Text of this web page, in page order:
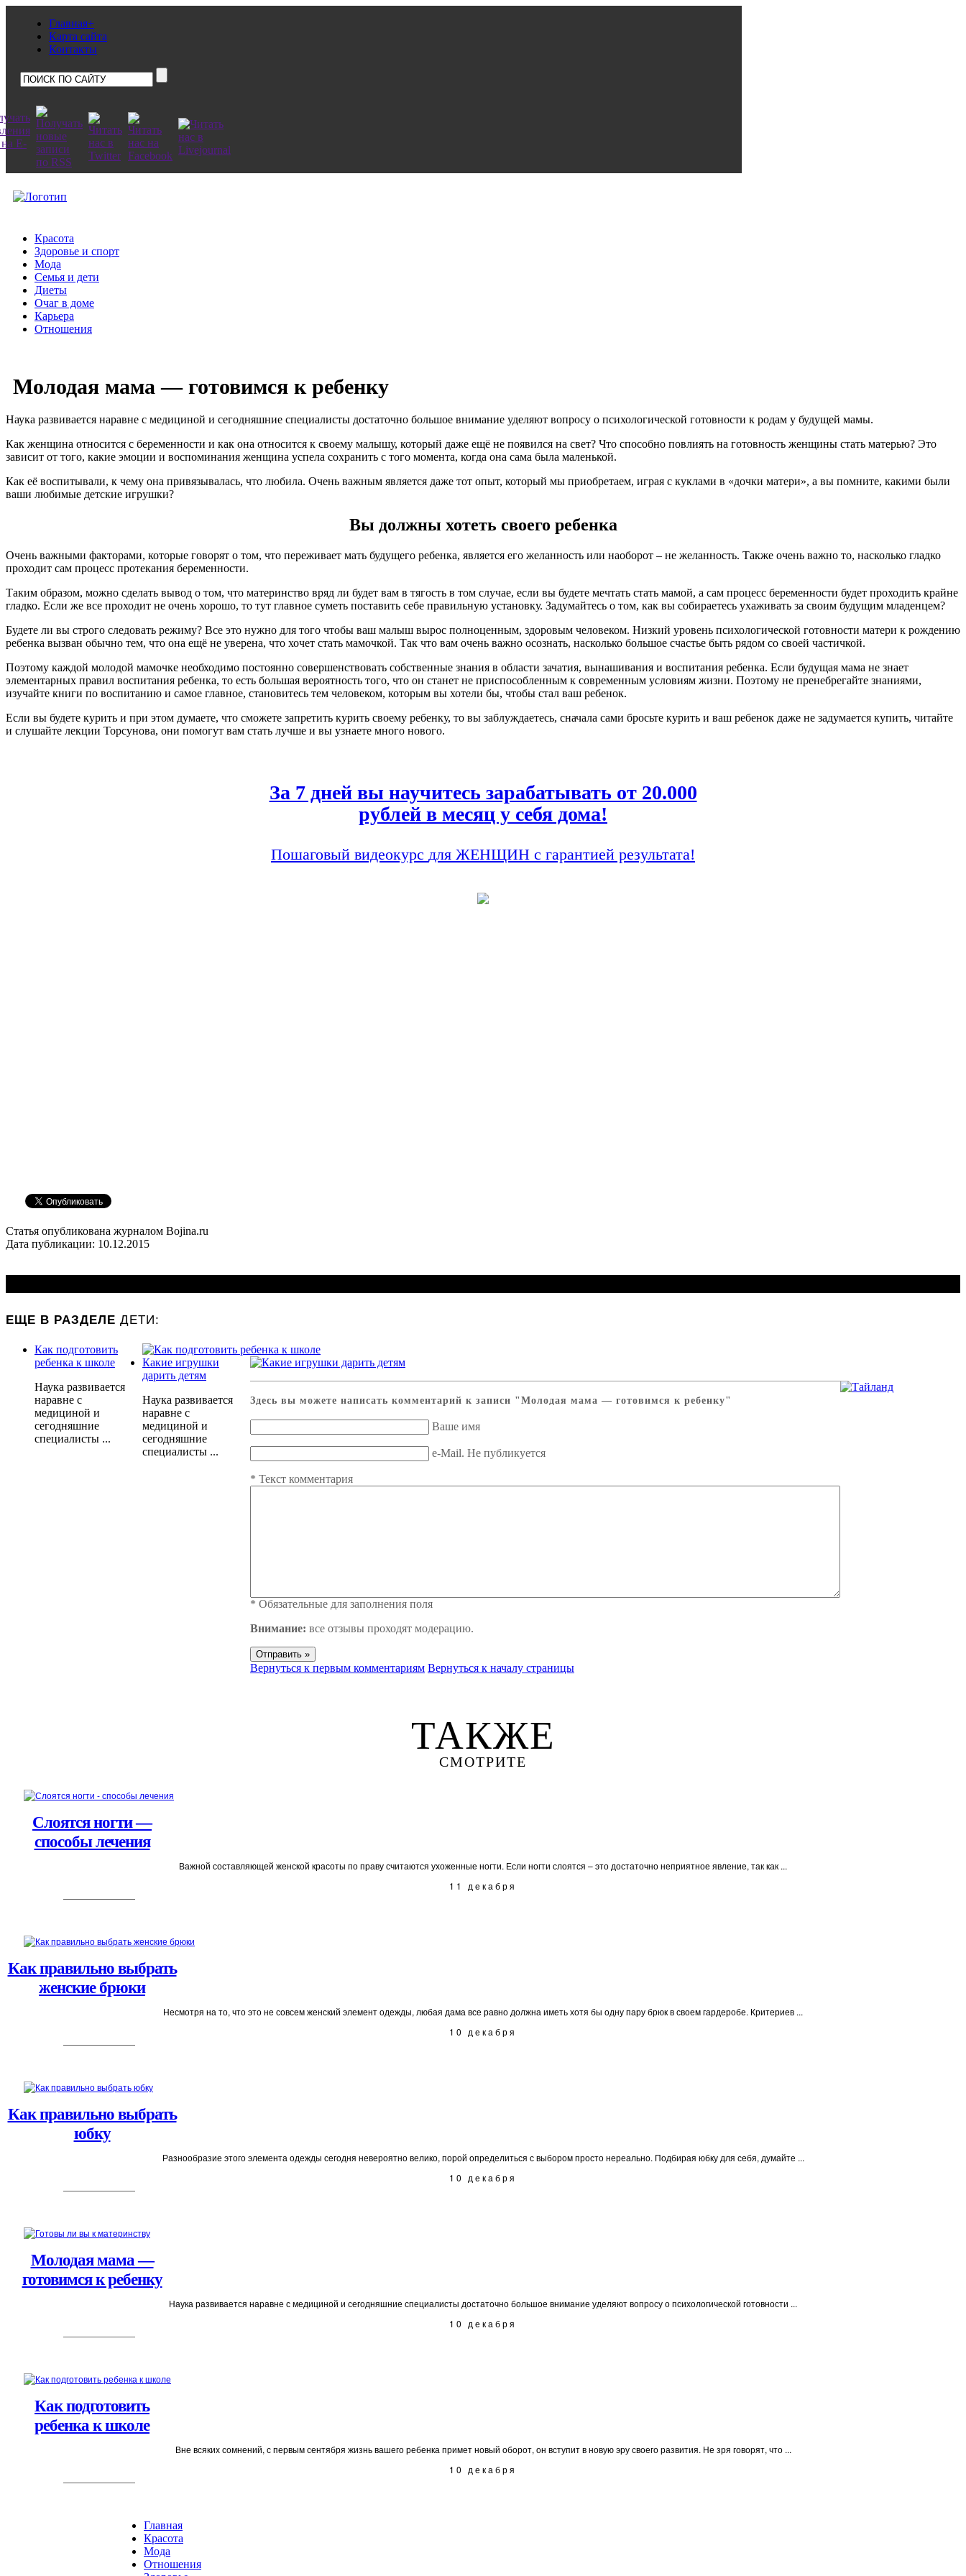
Главная+
Карта сайта
Контакты
Красота
Здоровье и спорт
Мода
Семья и дети
Диеты
Очаг в доме
Карьера
Отношения
Молодая мама — готовимся к ребенку
Наука развивается наравне с медициной и сегодняшние специалисты достаточно большое внимание уделяют вопросу о психологической готовности к родам у будущей мамы.
Как женщина относится с беременности и как она относится к своему малышу, который даже ещё не появился на свет? Что способно повлиять на готовность женщины стать матерью? Это
зависит от того, какие эмоции и воспоминания женщина успела сохранить с того момента, когда она сама была маленькой.
Как её воспитывали, к чему она привязывалась, что любила. Очень важным является даже тот опыт, который мы приобретаем, играя с куклами в «дочки матери», а вы помните, какими были
ваши любимые детские игрушки?
Вы должны хотеть своего ребенка
Очень важными факторами, которые говорят о том, что переживает мать будущего ребенка, является его желанность или наоборот – не желанность. Также очень важно то, насколько гладко
проходит сам процесс протекания беременности.
Таким образом, можно сделать вывод о том, что материнство вряд ли будет вам в тягость в том случае, если вы будете мечтать стать мамой, а сам процесс беременности будет проходить крайне
гладко. Если же все проходит не очень хорошо, то тут главное суметь поставить себе правильную установку. Задумайтесь о том, как вы собираетесь ухаживать за своим будущим младенцем?
Будете ли вы строго следовать режиму? Все это нужно для того чтобы ваш малыш вырос полноценным, здоровым человеком. Низкий уровень психологической готовности матери к рождению
ребенка вызван обычно тем, что она ещё не уверена, что хочет стать мамочкой. Так что вам очень важно осознать, насколько большое счастье быть рядом со своей частичкой.
Поэтому каждой молодой мамочке необходимо постоянно совершенствовать собственные знания в области зачатия, вынашивания и воспитания ребенка. Если будущая мама не знает
элементарных правил воспитания ребенка, то есть большая вероятность того, что он станет не приспособленным к современным условиям жизни. Поэтому не пренебрегайте знаниями,
изучайте книги по воспитанию и самое главное, становитесь тем человеком, которым вы хотели бы, чтобы стал ваш ребенок.
Если вы будете курить и при этом думаете, что сможете запретить курить своему ребенку, то вы заблуждаетесь, сначала сами бросьте курить и ваш ребенок даже не задумается купить, читайте
и слушайте лекции Торсунова, они помогут вам стать лучше и вы узнаете много нового.
За 7 дней вы научитесь зарабатывать от 20.000
рублей в месяц у себя дома!
Пошаговый видеокурс для ЖЕНЩИН с гарантией результата!
Статья опубликована журналом Bojina.ru
Дата публикации: 10.12.2015
ЕЩЕ В РАЗДЕЛЕ ДЕТИ:
Как подготовить
ребенка к школе
Наука развивается
наравне с
медициной и
сегодняшние
специалисты ...
Какие игрушки
дарить детям
Наука развивается
наравне с
медициной и
сегодняшние
специалисты ...
Здесь вы можете написать комментарий к записи "Молодая мама — готовимся к ребенку"
Ваше имя
e-Mail. Не публикуется
* Текст комментария
* Обязательные для заполнения поля
Внимание: все отзывы проходят модерацию.
Вернуться к первым комментариям Вернуться к началу страницы
ТАКЖЕ
СМОТРИТЕ
Слоятся ногти —
способы лечения
Важной составляющей женской красоты по праву считаются ухоженные ногти. Если ногти слоятся – это достаточно неприятное явление, так как ...
11 декабря
Как правильно выбрать
женские брюки
Несмотря на то, что это не совсем женский элемент одежды, любая дама все равно должна иметь хотя бы одну пару брюк в своем гардеробе. Критериев ...
10 декабря
Как правильно выбрать
юбку
Разнообразие этого элемента одежды сегодня невероятно велико, порой определиться с выбором просто нереально. Подбирая юбку для себя, думайте ...
10 декабря
Молодая мама —
готовимся к ребенку
Наука развивается наравне с медициной и сегодняшние специалисты достаточно большое внимание уделяют вопросу о психологической готовности ...
10 декабря
Как подготовить
ребенка к школе
Вне всяких сомнений, с первым сентября жизнь вашего ребенка примет новый оборот, он вступит в новую эру своего развития. Не зря говорят, что ...
10 декабря
Главная
Красота
Мода
Отношения